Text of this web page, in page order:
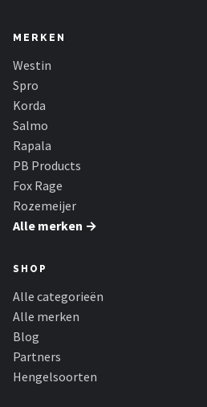
Rozemeijer
Gamakatsu
Mikado
Alle merken →
MERKEN
Westin
Spro
Korda
Salmo
Rapala
PB Products
Fox Rage
Rozemeijer
Alle merken →
SHOP
Alle categorieën
Alle merken
Blog
Partners
Hengelsoorten